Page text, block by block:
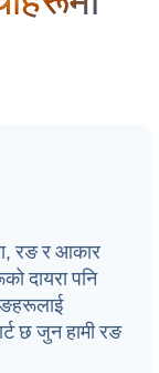
रङ र आकार
दायरा पनि
छ जुन हामी रङ